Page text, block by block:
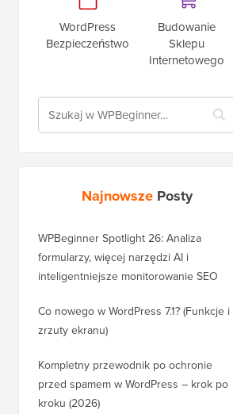
WordPress
Bezpieczeństwo
Budowanie
Sklepu
Internetowego
Najnowsze Posty
WPBeginner Spotlight 26: Analiza
formularzy, więcej narzędzi AI i
inteligentniejsze monitorowanie SEO
Co nowego w WordPress 7.1? (Funkcje i
zrzuty ekranu)
Kompletny przewodnik po ochronie
przed spamem w WordPress – krok po
kroku (2026)